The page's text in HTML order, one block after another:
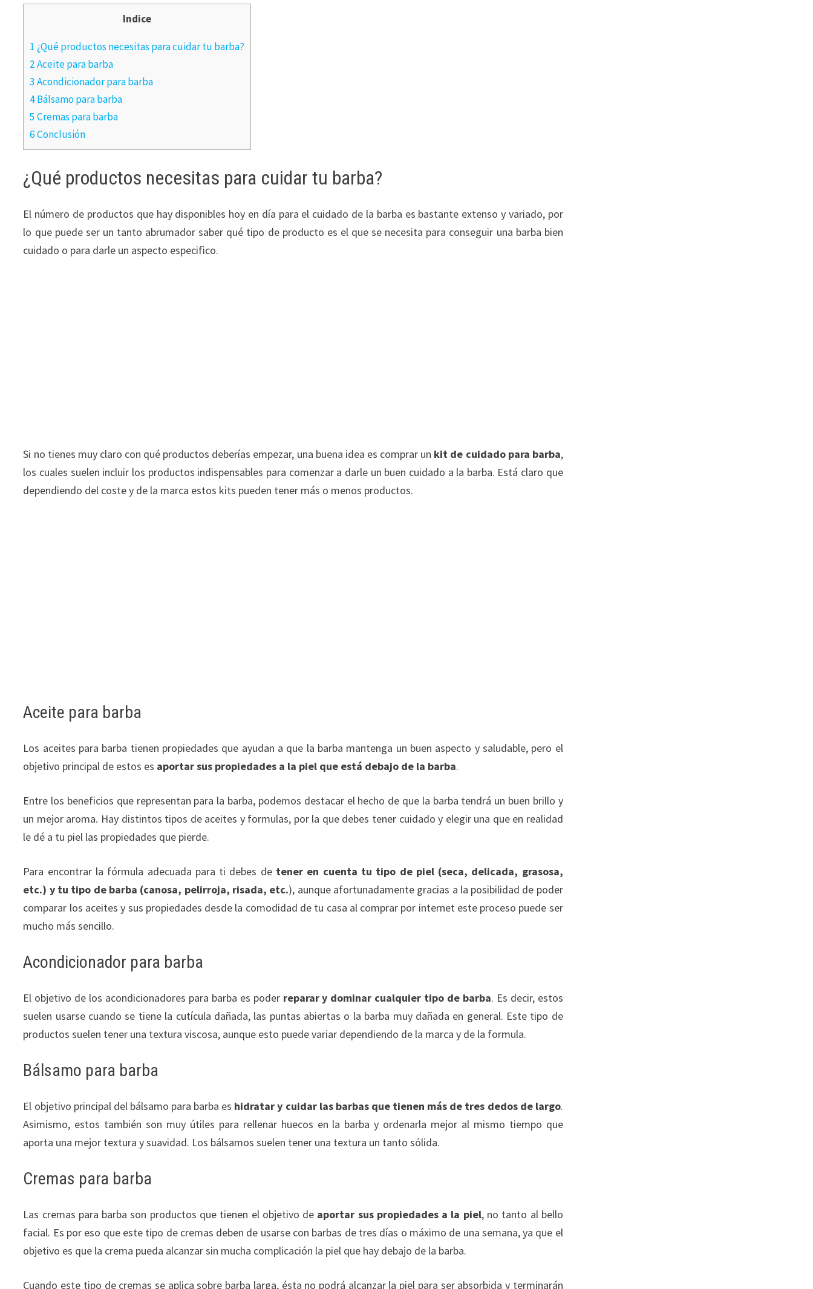
Indice
1 ¿Qué productos necesitas para cuidar tu barba?
2 Aceite para barba
3 Acondicionador para barba
4 Bálsamo para barba
5 Cremas para barba
6 Conclusión
¿Qué productos necesitas para cuidar tu barba?
El número de productos que hay disponibles hoy en día para el cuidado de la barba es bastante extenso y variado, por
lo que puede ser un tanto abrumador saber qué tipo de producto es el que se necesita para conseguir una barba bien
cuidado o para darle un aspecto especifico.
Si no tienes muy claro con qué productos deberías empezar, una buena idea es comprar un kit de cuidado para barba,
los cuales suelen incluir los productos indispensables para comenzar a darle un buen cuidado a la barba. Está claro que
dependiendo del coste y de la marca estos kits pueden tener más o menos productos.
Aceite para barba
Los aceites para barba tienen propiedades que ayudan a que la barba mantenga un buen aspecto y saludable, pero el
objetivo principal de estos es aportar sus propiedades a la piel que está debajo de la barba.
Entre los beneficios que representan para la barba, podemos destacar el hecho de que la barba tendrá un buen brillo y
un mejor aroma. Hay distintos tipos de aceites y formulas, por la que debes tener cuidado y elegir una que en realidad
le dé a tu piel las propiedades que pierde.
Para encontrar la fórmula adecuada para ti debes de tener en cuenta tu tipo de piel (seca, delicada, grasosa,
etc.) y tu tipo de barba (canosa, pelirroja, risada, etc.), aunque afortunadamente gracias a la posibilidad de poder
comparar los aceites y sus propiedades desde la comodidad de tu casa al comprar por internet este proceso puede ser
mucho más sencillo.
Acondicionador para barba
El objetivo de los acondicionadores para barba es poder reparar y dominar cualquier tipo de barba. Es decir, estos
suelen usarse cuando se tiene la cutícula dañada, las puntas abiertas o la barba muy dañada en general. Este tipo de
productos suelen tener una textura viscosa, aunque esto puede variar dependiendo de la marca y de la formula.
Bálsamo para barba
El objetivo principal del bálsamo para barba es hidratar y cuidar las barbas que tienen más de tres dedos de largo.
Asimismo, estos también son muy útiles para rellenar huecos en la barba y ordenarla mejor al mismo tiempo que
aporta una mejor textura y suavidad. Los bálsamos suelen tener una textura un tanto sólida.
Cremas para barba
Las cremas para barba son productos que tienen el objetivo de aportar sus propiedades a la piel, no tanto al bello
facial. Es por eso que este tipo de cremas deben de usarse con barbas de tres días o máximo de una semana, ya que el
objetivo es que la crema pueda alcanzar sin mucha complicación la piel que hay debajo de la barba.
Cuando este tipo de cremas se aplica sobre barba larga, ésta no podrá alcanzar la piel para ser absorbida y terminarán